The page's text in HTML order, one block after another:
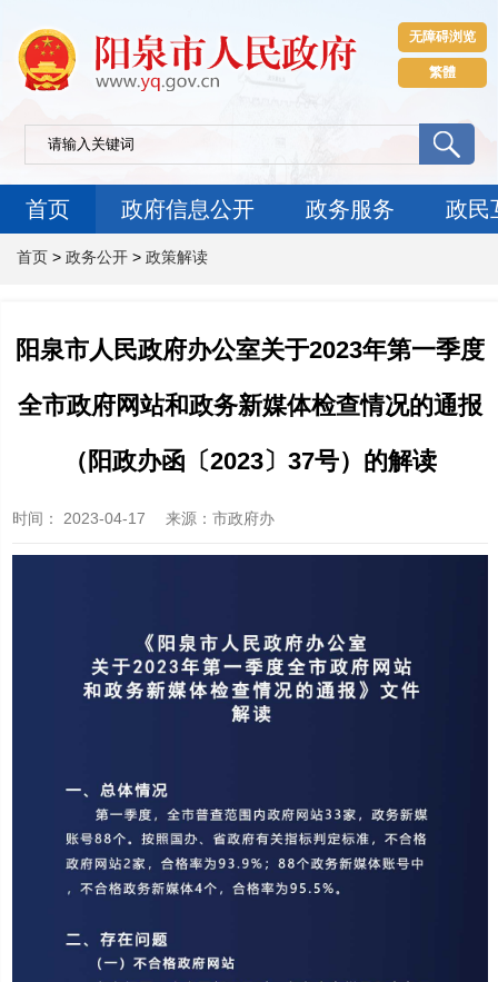
无障碍浏览
繁體
首页 政府信息公开 政务服务 政民
首页 > 政务公开 > 政策解读
阳泉市人民政府办公室关于2023年第一季度
全市政府网站和政务新媒体检查情况的通报
（阳政办函〔2023〕37号）的解读
时间： 2023-04-17 来源 ：市政府办